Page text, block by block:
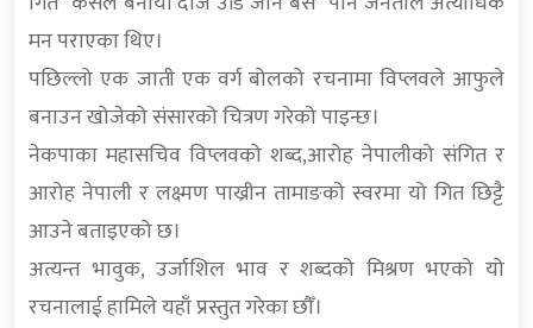
मन पराएका थिए।
पछिल्लो एक जाती एक वर्ग बोलको रचनामा विप्लवले आफुले
बनाउन खोजेको संसारको चित्रण गरेको पाइन्छ।
नेकपाका महासचिव विप्लवको शब्द,आरोह नेपालीको संगित र
आरोह नेपाली र लक्ष्मण पाख्रीन तामाङको स्वरमा यो गित छिट्टै
आउने बताइएको छ।
अत्यन्त भावुक, उर्जाशिल भाव र शब्दको मिश्रण भएको यो
रचनालाई हामिले यहाँ प्रस्तुत गरेका छौँ।